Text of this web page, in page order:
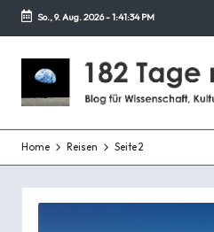
Zurück
zum
So., 9. Aug. 2026-1:41:35 PM
1
8
2
T
a
Blog
Wissenschaft,
Kultur
und
Gesellschaft
Home Reisen Seite 2